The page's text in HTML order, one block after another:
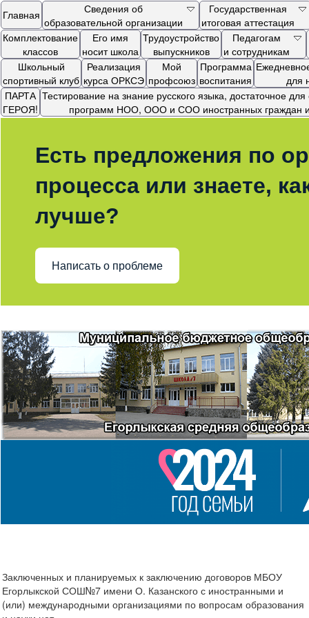
Главная
Сведения об
образовательной организации
Государственная
итоговая аттестация
Комплектование
классов
Его имя
носит школа
Трудоустройство
выпускников
Педагогам
и сотрудникам
Школьный
спортивный клуб
Реализация
курса ОРКСЭ
Мой
профсоюз
Программа
воспитания
для
ПАРТА
ГЕРОЯ!
Тестирование на знание русского языка, достаточное
программ НОО, ООО и СОО иностранных граждан и
Есть предложения по
процесса или знаете,
лучше?
Написать о проблеме
Заключенных и планируемых к заключению договоров МБОУ
Егорлыкской СОШ№7 имени О. Казанского с иностранными и
(или) международными организациями по вопросам образования